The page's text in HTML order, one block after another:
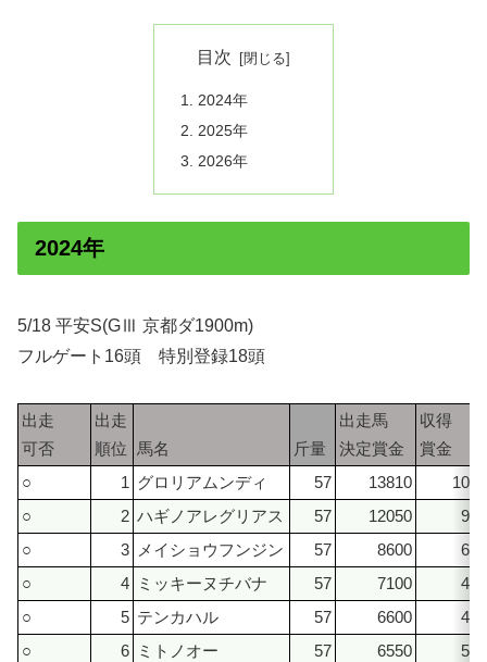
目次
2024年
2025年
2026年
2024年
5/18 平安S(GⅢ 京都ダ1900m)
フルゲート16頭 特別登録18頭
出走
可否
出走
順位
馬名 斤量
出走馬
決定賞金
収得
賞金
○
1 グロリアムンディ 57 13810
○
2 ハギノアレグリアス 57 12050
○
3 メイショウフンジン 57 8600
○
4 ミッキーヌチバナ 57 7100
○
5 テンカハル 57 6600
○
6 ミトノオー 57 6550